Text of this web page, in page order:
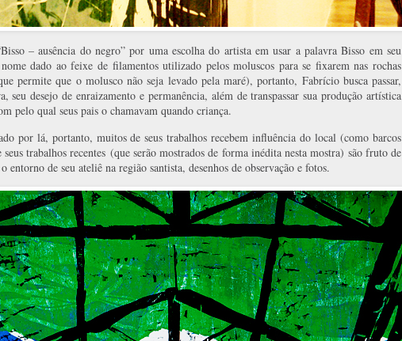
– ausência do negro” por uma escolha do artista em usar a palavra Bisso em seu
dado ao feixe de filamentos utilizado pelos moluscos para se fixarem nas rochas
permite que o molusco não seja levado pela maré), portanto, Fabrício busca passar,
seu desejo de enraizamento e permanência, além de transpassar sua produção artística
pelo qual seus pais o chamavam quando criança.
por lá, portanto, muitos de seus trabalhos recebem influência do local (como barcos
seus trabalhos recentes (que serão mostrados de forma inédita nesta mostra) são fruto de
entorno de seu ateliê na região santista, desenhos de observação e fotos.